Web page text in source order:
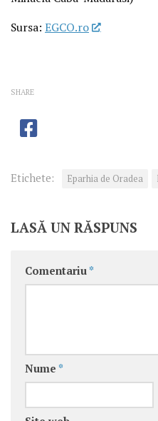
Sursa: EGCO.ro
SHARE
Etichete: Eparhia de Oradea
LASĂ UN RĂSPUNS
Comentariu *
Nume *